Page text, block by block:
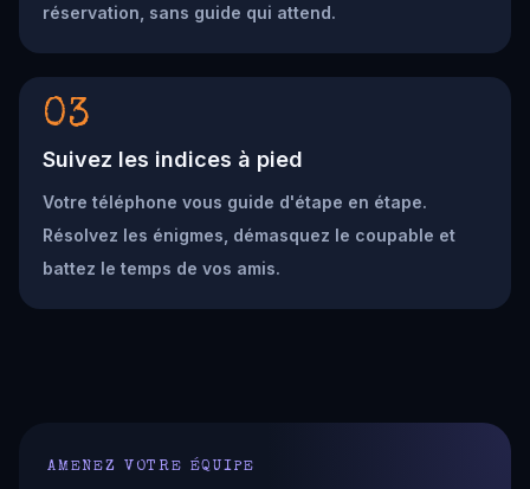
réservation, sans guide qui attend.
03
Suivez les indices à pied
Votre téléphone vous guide d'étape en étape.
Résolvez les énigmes, démasquez le coupable et
battez le temps de vos amis.
AMENEZ VOTRE ÉQUIPE